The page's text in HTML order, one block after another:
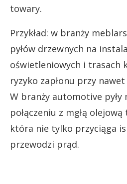
towary.
Przykład: w branży
pyłów drzewnych na
oświetleniowych i trasach
ryzyko zapłonu przy
W branży automotive pyły
połączeniu z mgłą
która nie tylko przyciąga
przewodzi prąd.